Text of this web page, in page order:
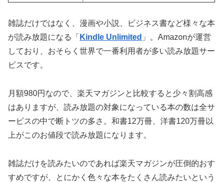
雑誌だけではなく、漫画や小説、ビジネス書など様々な本
が読み放題になる「 Kindle Unlimited 」。Amazonが運営
しており、おそらく世界で一番利用者が多い読み放題サー
ビスです。
月額980円なので、楽天マガジンと比較すると少々割高感
はありますが、読み放題の対象になっている本の数は全サ
ービスの中で断トツの多さ。 和書12万冊、洋書120万冊以
上がこのお値段で読み放題になります。
雑誌だけを読みたいのであれば楽天マガジンが圧倒的おす
すめですが、とにかく色々な本をたくさん読みたいという